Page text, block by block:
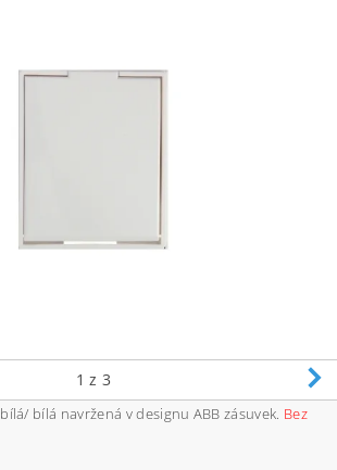
1 z 3
bílá navržená v designu ABB zásuvek. Bez